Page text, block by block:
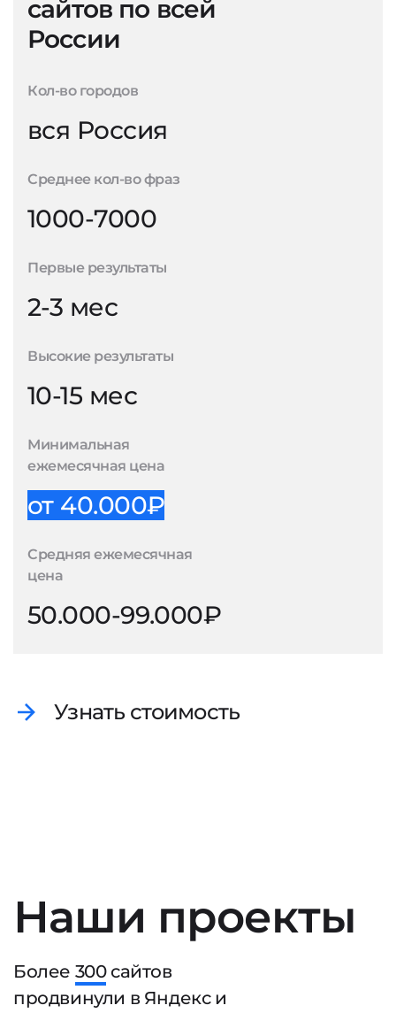
сайтов по всей
России
Кол-во городов
вся Россия
Среднее кол-во фраз
1000-7000
Первые результаты
2-3 мес
Высокие результаты
10-15 мес
Минимальная
ежемесячная цена
от 40.000₽
Средняя ежемесячная
цена
50.000-99.000₽
Узнать стоимость
Наши проекты
Более 300сайтов
продвинули в Яндекс и